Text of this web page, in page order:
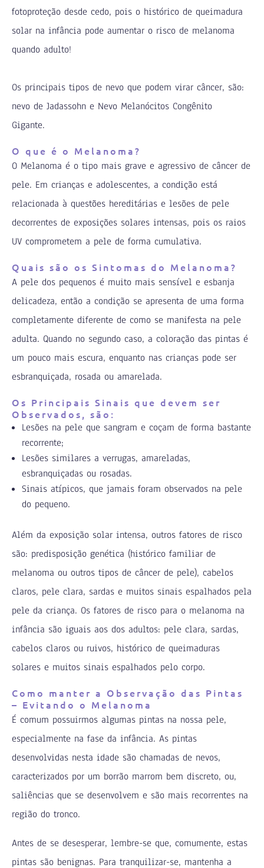
fotoproteção desde cedo, pois o histórico de queimadura
solar na infância pode aumentar o risco de melanoma
quando adulto!⠀
Os principais tipos de nevo que podem virar câncer, são:
nevo de Jadassohn e Nevo Melanócitos Congênito
Gigante.⠀
O que é o Melanoma?
O Melanoma é o tipo mais grave e agressivo de câncer de
pele. Em crianças e adolescentes, a condição está
relacionada à questões hereditárias e lesões de pele
decorrentes de exposições solares intensas, pois os raios
UV comprometem a pele de forma cumulativa.
Quais são os Sintomas do Melanoma?
A pele dos pequenos é muito mais sensível e esbanja
delicadeza, então a condição se apresenta de uma forma
completamente diferente de como se manifesta na pele
adulta. Quando no segundo caso, a coloração das pintas é
um pouco mais escura, enquanto nas crianças pode ser
esbranquiçada, rosada ou amarelada.
Os Principais Sinais que devem ser
Observados, são:
Lesões na pele que sangram e coçam de forma bastante
recorrente;
Lesões similares a verrugas, amareladas,
esbranquiçadas ou rosadas.
Sinais atípicos, que jamais foram observados na pele
do pequeno.
Além da exposição solar intensa, outros fatores de risco
são: predisposição genética (histórico familiar de
melanoma ou outros tipos de câncer de pele), cabelos
claros, pele clara, sardas e muitos sinais espalhados pela
pele da criança. Os fatores de risco para o melanoma na
infância são iguais aos dos adultos: pele clara, sardas,
cabelos claros ou ruivos, histórico de queimaduras
solares e muitos sinais espalhados pelo corpo.
Como manter a Observação das Pintas
– Evitando o Melanoma
É comum possuirmos algumas pintas na nossa pele,
especialmente na fase da infância. As pintas
desenvolvidas nesta idade são chamadas de nevos,
caracterizados por um borrão marrom bem discreto, ou,
saliências que se desenvolvem e são mais recorrentes na
região do tronco.
Antes de se desesperar, lembre-se que, comumente, estas
pintas são benignas. Para tranquilizar-se, mantenha a